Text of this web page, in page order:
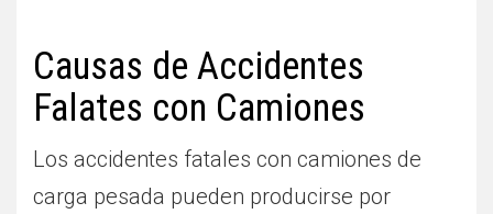
Causas de Accidentes
Falates con Camiones
Los accidentes fatales con camiones de
carga pesada pueden producirse por